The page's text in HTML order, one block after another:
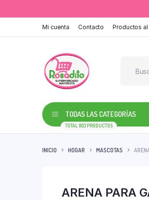
Mi cuenta Contacto Productos
TODAS LAS CATEGORÍAS
TOTAL 803 PRODUCTOS
INICIO HOGAR MASCOTAS
ARENA PARA